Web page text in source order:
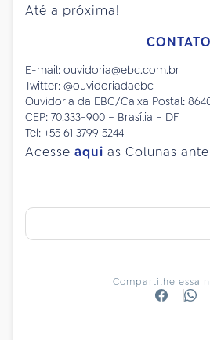
Até a próxima!
E-mail: ouvidoria@ebc.com.br
Twitter: @ouvidoriadaebc
Ouvidoria da EBC/Caixa Postal:
CEP: 70.333-900 – Brasília – DF
Tel: +55 61 3799 5244
Acesse aqui as Colunas
Compartilhe essa